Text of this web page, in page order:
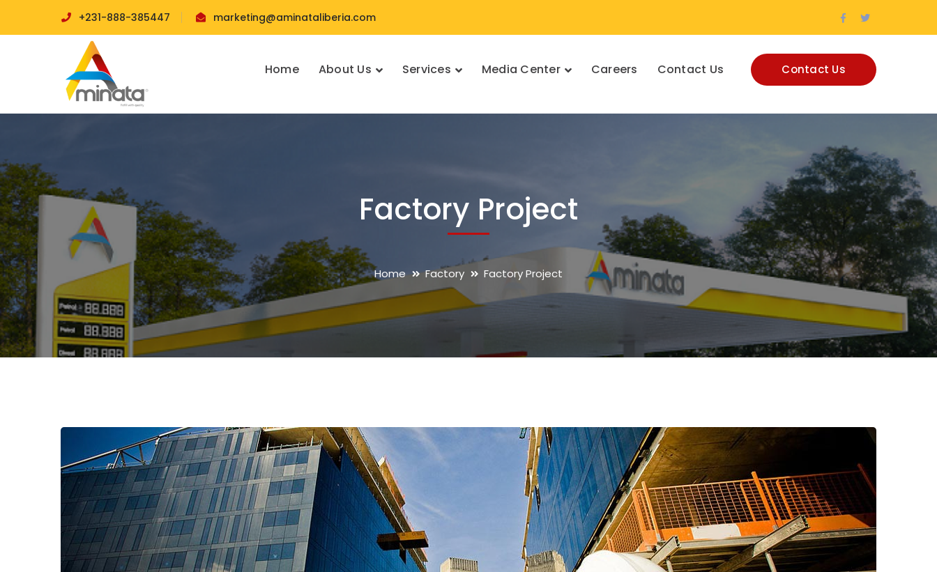
+231-888-385447 marketing@aminataliberia.com
Facebook
Profile
Twitter
Profile
Contact Us
Home About Us Services Media Center Careers Contact Us
Factory Project
Home Factory Factory Project